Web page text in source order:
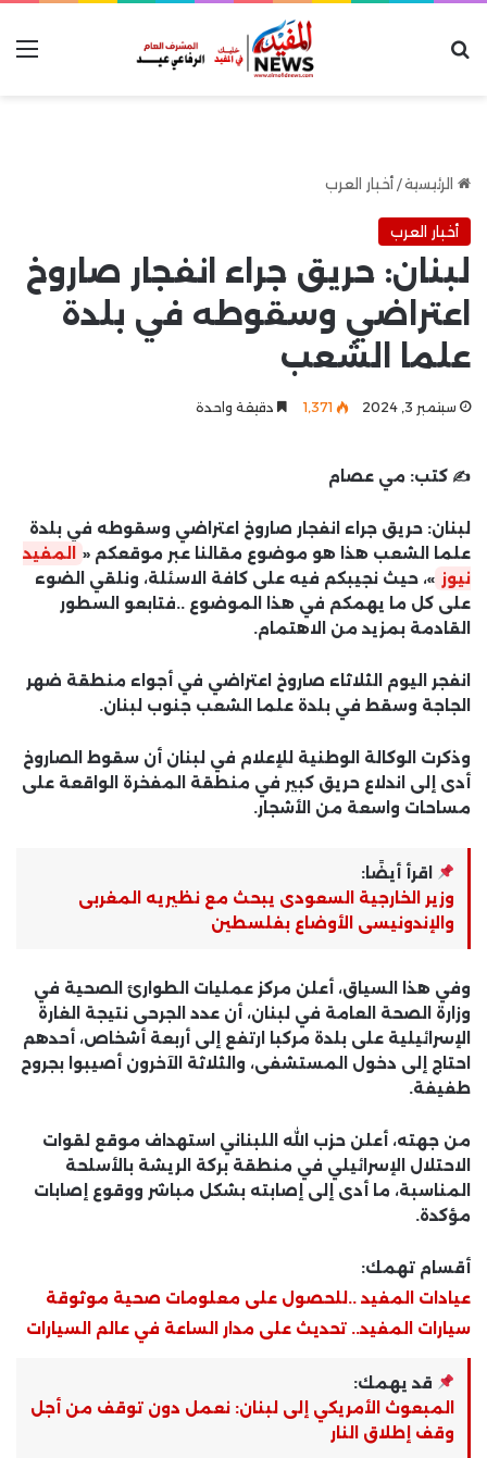
الرئيسية/ أخبار العرب
أخبار العرب
لبنان: حريق جراء انفجار صاروخ
اعتراضي وسقوطه في بلدة
علما الشعب
سبتمبر 3, 2024 1٬371 دقيقة واحدة
✍️ كتب: مي عصام
لبنان: حريق جراء انفجار صاروخ اعتراضي وسقوطه في بلدة
علما الشعب هذا هو موضوع مقالنا عبر موقعكم «
المفيد
نيوز »، حيث نجيبكم فيه على كافة الاسئلة، ونلقي الضوء
على كل ما يهمكم في هذا الموضوع ..فتابعو السطور
القادمة بمزيد من الاهتمام.
انفجر اليوم الثلاثاء صاروخ اعتراضي في أجواء منطقة ضهر
الجاجة وسقط في بلدة علما الشعب جنوب لبنان.
وذكرت الوكالة الوطنية للإعلام في لبنان أن سقوط الصاروخ
أدى إلى اندلاع حريق كبير في منطقة المفخرة الواقعة على
مساحات واسعة من الأشجار.
اقرأ أيضًا:
وزير الخارجية السعودى يبحث مع نظيريه المغربى
والإندونيسى الأوضاع بفلسطين
وفي هذا السياق، أعلن مركز عمليات الطوارئ الصحية في
وزارة الصحة العامة في لبنان، أن عدد الجرحى نتيجة الغارة
الإسرائيلية على بلدة مركبا ارتفع إلى أربعة أشخاص، أحدهم
احتاج إلى دخول المستشفى، والثلاثة الآخرون أصيبوا بجروح
طفيفة.
من جهته، أعلن حزب الله اللبناني استهداف موقع لقوات
الاحتلال الإسرائيلي في منطقة بركة الريشة بالأسلحة
المناسبة، ما أدى إلى إصابته بشكل مباشر ووقوع إصابات
مؤكدة.
أقسام تهمك:
عيادات المفيد ..للحصول على معلومات صحية موثوقة
سيارات المفيد.. تحديث على مدار الساعة في عالم السيارات
قد يهمك:
المبعوث الأمريكي إلى لبنان: نعمل دون توقف من أجل
وقف إطلاق النار